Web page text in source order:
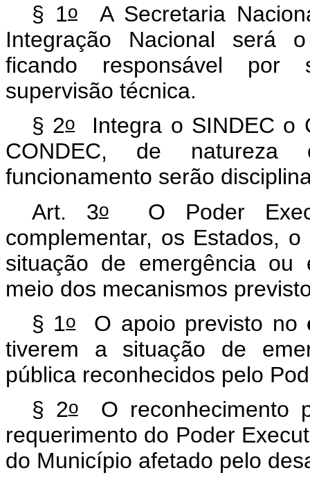
§ 1oA Secretaria
Integração Nacional será
ficando responsável por
supervisão técnica.
§ 2oIntegra o SINDEC o
CONDEC, de natureza
funcionamento serão
Art. 3oO Poder
complementar, os Estados,
situação de emergência ou
meio dos mecanismos
§ 1oO apoio previsto no
tiverem a situação de
pública reconhecidos pelo
§ 2oO reconhecimento
requerimento do Poder
do Município afetado pelo